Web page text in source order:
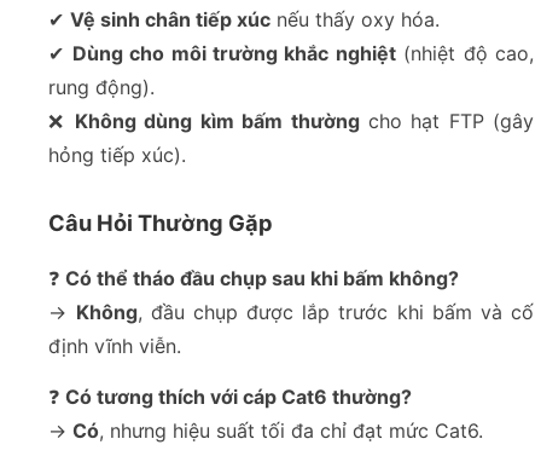
✔Vệ sinh chân tiếp xúc nếu thấy oxy hóa.
✔ Dùng cho môi trường khắc nghiệt(nhiệt độ cao,
rung động).
❌ Không dùng kìm bấm thườngcho hạt FTP (gây
hỏng tiếp xúc).
Câu Hỏi Thường Gặp
❓Có thể tháo đầu chụp sau khi bấm không?
→ Không, đầu chụp được lắp trước khi bấm và cố
định vĩnh viễn.
❓Có tương thích với cáp Cat6 thường?
→Có, nhưng hiệu suất tối đa chỉ đạt mức Cat6.